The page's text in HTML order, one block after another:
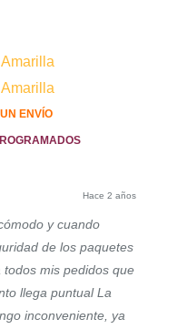
ENVÍO
Hace 2 años
y cuando
de los paquetes
mis pedidos que
llega puntual La
inconveniente, ya